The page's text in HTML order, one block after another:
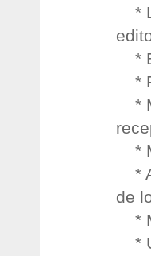
*
*
*
*
*
*
de
*
*